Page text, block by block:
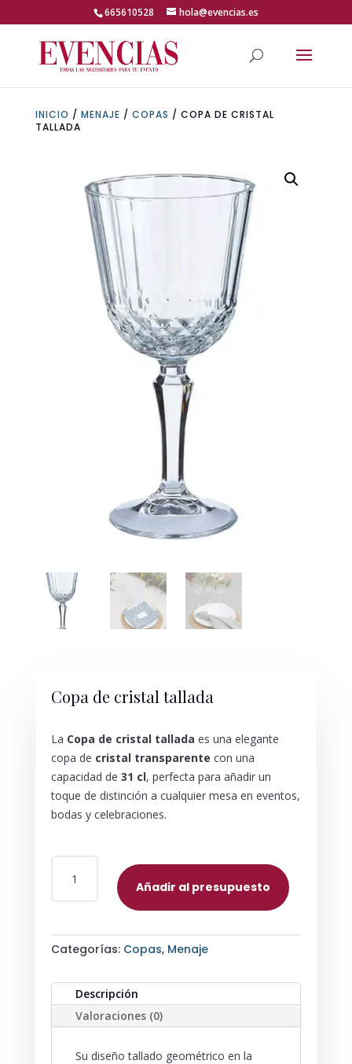
665610528 hola@evencias.es
INICIO / MENAJE / COPAS / COPA DE CRISTAL
TALLADA
Copa de cristal tallada
La Copa de cristal tallada es una elegante
copa de cristal transparente con una
capacidad de 31 cl, perfecta para añadir un
toque de distinción a cualquier mesa en eventos,
bodas y celebraciones.
Añadir al presupuesto
Categorías: Copas, Menaje
Descripción
Valoraciones (0)
Su diseño tallado geométrico en la
Abrir barra de herramientas